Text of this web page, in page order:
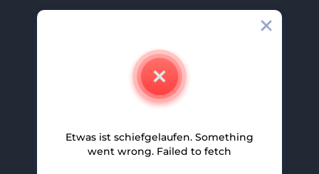
Partnerprogramm
Etwas ist schiefgelaufen. Something
went wrong. Failed to fetch